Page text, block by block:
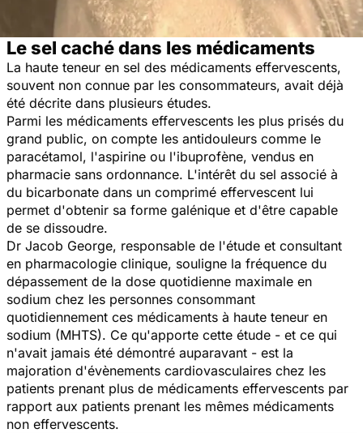
Le sel caché dans les médicaments
La haute teneur en sel des médicaments effervescents,
souvent non connue par les consommateurs, avait déjà
été décrite dans plusieurs études.
Parmi les médicaments effervescents les plus prisés du
grand public, on compte les antidouleurs comme le
paracétamol, l'aspirine ou l'ibuprofène, vendus en
pharmacie sans ordonnance. L'intérêt du sel associé à
du bicarbonate dans un comprimé effervescent lui
permet d'obtenir sa forme galénique et d'être capable
de se dissoudre.
Dr Jacob George, responsable de l'étude et consultant
en pharmacologie clinique, souligne la fréquence du
dépassement de la dose quotidienne maximale en
sodium chez les personnes consommant
quotidiennement ces médicaments à haute teneur en
sodium (MHTS). Ce qu'apporte cette étude - et ce qui
n'avait jamais été démontré auparavant - est la
majoration d'évènements cardiovasculaires chez les
patients prenant plus de médicaments effervescents par
rapport aux patients prenant les mêmes médicaments
non effervescents.